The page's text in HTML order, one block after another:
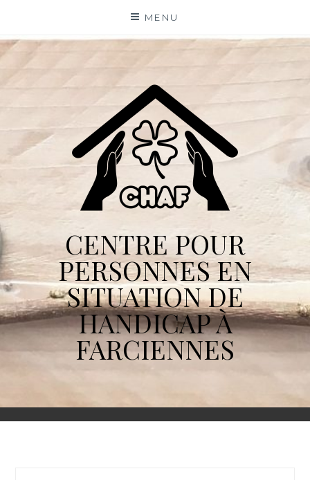
content
MENU
CENTRE POUR
PERSONNES EN
SITUATION DE
HANDICAP À
FARCIENNES